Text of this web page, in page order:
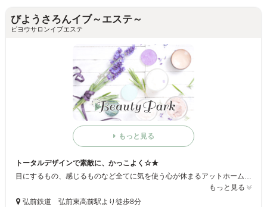
びようさろんイブ～エステ～
ビヨウサロンイブエステ
もっと見る
トータルデザインで素敵に、かっこよく☆★
目にするもの、感じるものなど全てに気を使う心が休まるアットホームな雰囲気のあるサロン○●○ 可愛いけれど、かっこよく、そして素敵に☆をお客様と一緒に作っていきたいと思っております。おススメは、「フェイシャル・超音波エステ」と顔剃り・パック込みのメニューです！お客様とのコミュニケーションを大切にするため少人数なので、エステが初めての方でもお気軽にご来店ください♪♪
もっと見る
弘前鉄道 弘前東高前駅より徒歩8分